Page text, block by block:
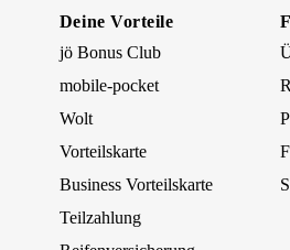
Deine Vorteile
jö Bonus Club
mobile-pocket
Wolt
Vorteilskarte
Business Vorteilskarte
Teilzahlung